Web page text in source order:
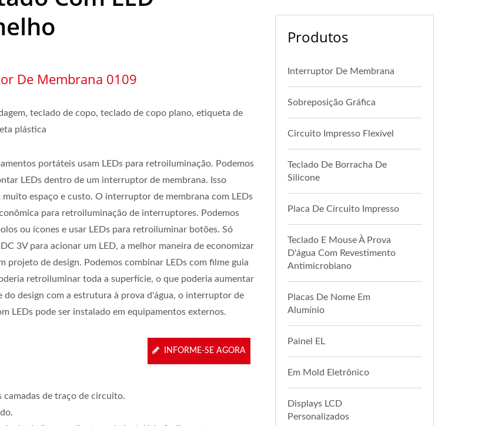
De Membrana 0109
teclado de copo, teclado de copo plano, etiqueta de
plástica
portáteis usam LEDs para retroiluminação. Podemos
LEDs dentro de um interruptor de membrana. Isso
muito espaço e custo. O interruptor de membrana com LEDs
para retroiluminação de interruptores. Podemos
ou ícones e usar LEDs para retroiluminar botões. Só
3V para acionar um LED, a melhor maneira de economizar
projeto de design. Podemos combinar LEDs com filme guia
retroiluminar toda a superfície, o que poderia aumentar
do design com a estrutura à prova d'água, o interruptor de
LEDs pode ser instalado em equipamentos externos.
INFORME-SE AGORA
camadas de traço de circuito.
Produtos
Interruptor De Membrana
Sobreposição Gráfica
Circuito Impresso Flexível
Teclado De Borracha De
Silicone
Placa De Circuito Impresso
Teclado E Mouse À Prova
D'água Com Revestimento
Antimicrobiano
Placas De Nome Em
Alumínio
Painel EL
Em Mold Eletrônico
Displays LCD
Personalizados